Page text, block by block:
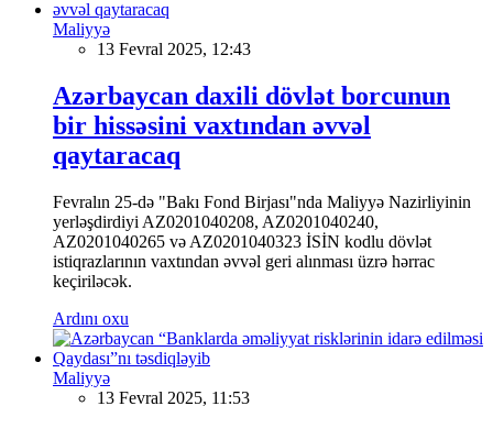
Maliyyə
13 Fevral 2025, 12:43
Azərbaycan daxili dövlət borcunun
bir hissəsini vaxtından əvvəl
qaytaracaq
Fevralın 25-də "Bakı Fond Birjası"nda Maliyyə Nazirliyinin
yerləşdirdiyi AZ0201040208, AZ0201040240,
AZ0201040265 və AZ0201040323 İSİN kodlu dövlət
istiqrazlarının vaxtından əvvəl geri alınması üzrə hərrac
keçiriləcək.
Ardını oxu
Maliyyə
13 Fevral 2025, 11:53